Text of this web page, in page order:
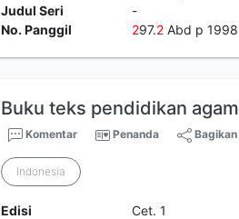
Judul Seri
-
No. Panggil
297.2Abd p 1998
Buku teks pendidikan
Komentar Penanda Bagikan
Indonesia
Edisi
Cet. 1